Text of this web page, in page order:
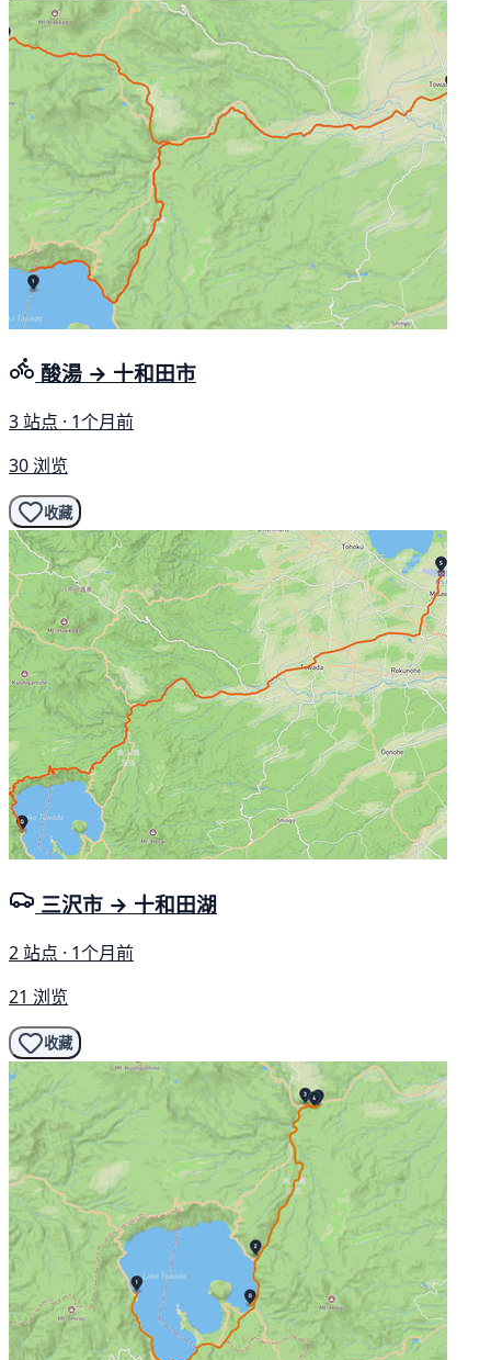
酸湯 → 十和田市
3 站点 · 1个月前
30 浏览
收藏
三沢市 → 十和田湖
2 站点 · 1个月前
21 浏览
收藏